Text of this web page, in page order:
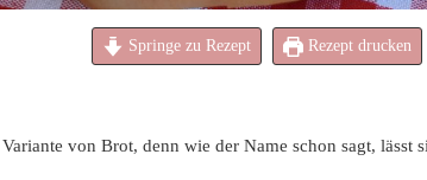
Springe zu Rezept Rezept drucken
von Brot, denn wie der Name schon sagt, lässt